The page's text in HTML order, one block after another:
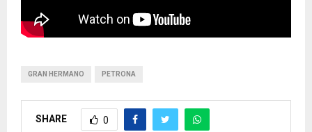
GRAN HERMANO PETRONA
SHARE 0